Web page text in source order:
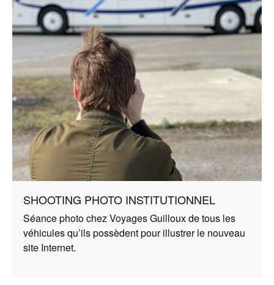
SHOOTING PHOTO INSTITUTIONNEL
Séance photo chez Voyages Guilloux de tous les
véhicules qu’ils possèdent pour illustrer le nouveau
site Internet.